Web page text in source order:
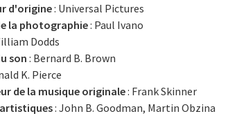
d'origine: Universal Pictures
la photographie: Paul Ivano
Dodds
son : Bernard B. Brown
K. Pierce
de la musique originale: Frank Skinner
: John B. Goodman, Martin Obzina